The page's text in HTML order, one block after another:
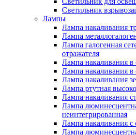
Светильник
Лампы
Лампа накаливания
Лампа
Лампа галогенная
отражателя
Лампа накаливания в
Лампа накаливания
Лампа накаливания
Лампа ртутная
Лампа накаливания
Лампа
неинтегрированная
Лампа накаливания с
Лампа